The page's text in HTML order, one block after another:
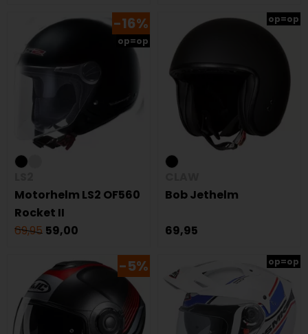
-16%
op=op
Motorhelm LS2 OF560
Rocket II
69,95 59,00
op=op
Bob Jethelm
69,95
-5% op=op